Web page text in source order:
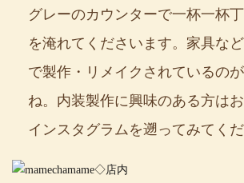
グレーのカウンターで一杯一杯
を淹れてくださいます。家具な
で製作・リメイクされているの
ね。内装製作に興味のある方は
インスタグラムを遡ってみてくだ